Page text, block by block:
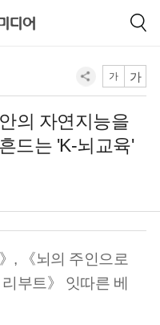
가 가
의 자연지능을
드는 'K-뇌교육'
, 《뇌의 주인으로
부트》 잇따른 베